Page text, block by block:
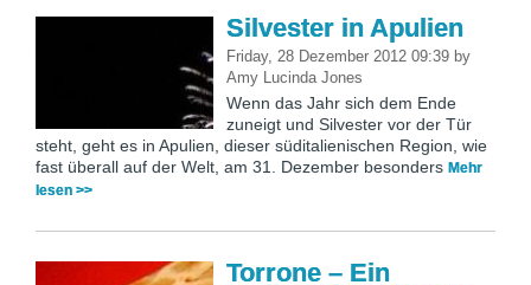
Silvester in Apulien
Friday, 28 Dezember 2012 09:39 by
Amy Lucinda Jones
Wenn das Jahr sich dem Ende
zuneigt und Silvester vor der Tür
steht, geht es in Apulien, dieser süditalienischen Region, wie
fast überall auf der Welt, am 31. Dezember besonders Mehr
lesen >>
Torrone – Ein